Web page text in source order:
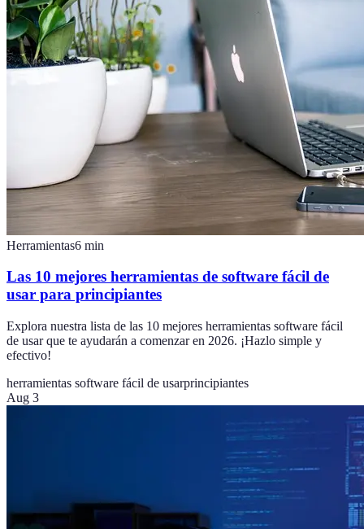
Herramientas6 min
Las 10 mejores herramientas de software fácil de
usar para principiantes
Explora nuestra lista de las 10 mejores herramientas software fácil
de usar que te ayudarán a comenzar en 2026. ¡Hazlo simple y
efectivo!
herramientas software fácil de usarprincipiantes
Aug 3